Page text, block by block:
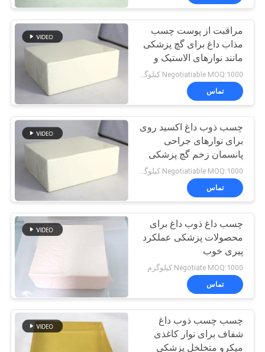
درخواست
نقل قول
نقشه
سایت
سیاست
حفظ
حریم
خصوصی
چسب PSA
چسب داغ ذوب
18
چسب مذاب گرم
35
مراقبت از پوست چسب
مذاب داغ برای گچ پزشکی
مانند نوارهای الاستیک و
نوارهای غیر بافته شده
Negotiatiable MOQ:1000 کیلوگرم
تماس
چسب ذوب داغ اکسید روی
برای نوارهای جراحی
پانسمان زخم گچ پزشکی
Negotiatiable MOQ:1000 کیلوگرم
تماس
چسب داغ ذوب داغ برای
محصولات پزشکی عملکرد
پیری خوب
Negotiate MOQ:1000 کیلوگرم
تماس
چسب چسب ذوب داغ
شفاف برای نوار کاغذی
میکرو متخلخل پزشکی